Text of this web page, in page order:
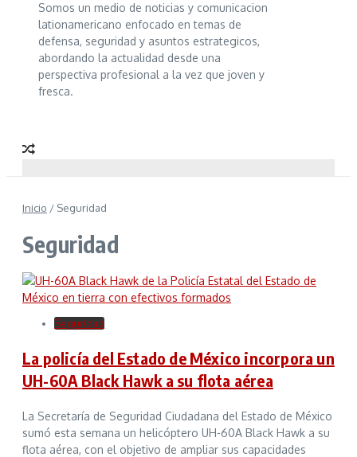
Somos un medio de noticias y comunicacion
lationamericano enfocado en temas de
defensa, seguridad y asuntos estrategicos,
abordando la actualidad desde una
perspectiva profesional a la vez que joven y
fresca.
Inicio / Seguridad
Seguridad
Seguridad
La policía del Estado de México incorpora un
UH-60A Black Hawk a su flota aérea
La Secretaría de Seguridad Ciudadana del Estado de México
sumó esta semana un helicóptero UH-60A Black Hawk a su
flota aérea, con el objetivo de ampliar sus capacidades